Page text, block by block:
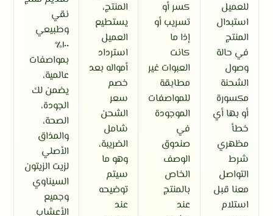
للعميل
استبدال
المنتج
في حالة
وصول
الشحنة
مكسورة
أو بها أي
خطأ
مظهري
شرط
التواصل
معنا قبل
استلام
كسر أو
تسريب أو
إذا ما
كانت
العبوات غير
مطابقة
للمواصفات
الموجودة
في
صندوق
الوصف
الخاص
بالمنتج
عند
المنتج،
يستطيع
العميل
استرداد
أمواله بعد
خصم
سعر
الشحن
شامل
الضريبة،
وهو ما
سيتم
توضيحه
عند
نقي
وطبيعي
١٠٠٪
بمواصفات
عالمية،
يضمن لك
الجودة،
الصحة،
والمذاق
الأصلي
لزيت الزيتون
السيناوي
وجميع
الأعشاب